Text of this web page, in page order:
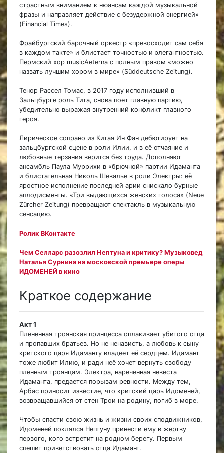
страстным вниманием к нюансам каждой музыкальной
фразы и направляет действие с безудержной энергией»
(Financial Times).
Фрайбургский барочный оркестр «превосходит сам себя
в каждом такте» и блистает точностью и элегантностью.
Пермский хор musicAeterna с полным правом «можно
назвать лучшим хором в мире» (Süddeutsche Zeitung).
Тенор Рассел Томас, в 2017 году исполнивший в
Зальцбурге роль Тита, снова поет главную партию,
убедительно выражая внутренний конфликт главного
героя.
Лирическое сопрано из Китая Ин Фан дебютирует на
зальцбургской сцене в роли Илии, и в её отчаяние и
любовные терзания верится без труда. Дополняют
ансамбль Паула Муррихи в «брючной» партии Идаманта
и блистательная Николь Шевалье в роли Электры: её
яростное исполнение последней арии снискало бурные
аплодисменты. «Три выдающихся женских голоса» (Neue
Zürcher Zeitung) превращают спектакль в музыкальную
сенсацию.
Ролик ВКонтакте
Чем Селларс разозлил Нептуна и критику? Музыковед
Наталья Сурнина на московской премьере оперы
ИДОМЕНЕЙ в кино
Краткое содержание
Акт 1
Плененная троянская принцесса оплакивает убитого отца
и пропавших братьев. Но не ненависть, а любовь к сыну
критского царя Идаманту владеет её сердцем. Идамант
тоже любит Илию, и ради неё хочет вернуть свободу
пленным троянцам. Электра, нареченная невеста
Идаманта, предается порывам ревности. Между тем,
Арбас приносит известие, что критский царь Идоменей,
возвращавшийся от стен Трои на родину, погиб в море.
Чтобы спасти свою жизнь и жизни своих сподвижников,
Идоменей поклялся Нептуну принести ему в жертву
первого, кого встретит на родном берегу. Первым
спешит приветствовать отца Идамант.